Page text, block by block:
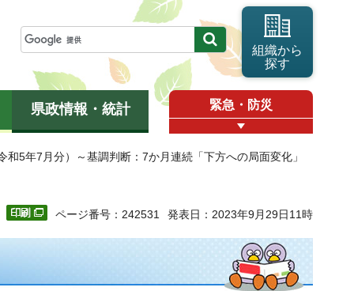
組織から
探す
県政情報・統計 緊急・防災
和5年7月分）～基調判断：7か月連続「下方への局面変化」
ページ番号：242531 発表日：2023年9月29日11時